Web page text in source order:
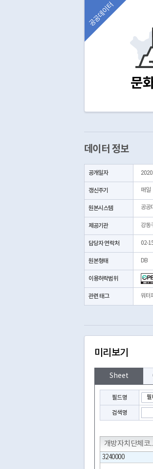
문
공공데이터
데이터 정보
공개일자
갱신주기 매일
원본시스템 공공
제공기관 강동
담당자 연락처 02-
원본형태 DB
이용허락범위
관련 태그 워터
미리보기
Sheet
필드명
검색명
개방자
T
3240000